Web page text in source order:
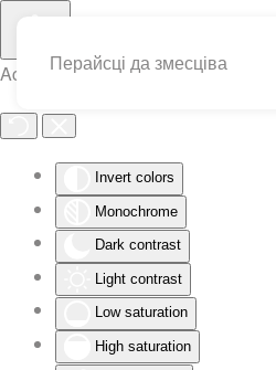
Accessibility Tools
Invert colors
Monochrome
Dark contrast
Light contrast
Low saturation
High saturation
Перайсці да змесціва